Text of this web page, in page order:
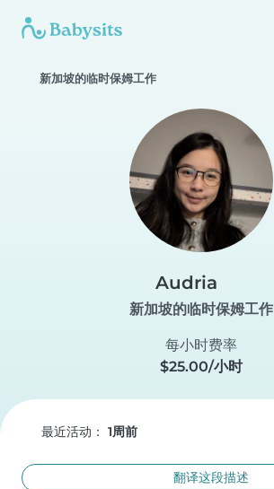
新加坡的临时保姆工作
Audria
新加坡的临时保姆工作
每小时费率
$25.00/小时
最近活动： 1周前
翻译这段描述